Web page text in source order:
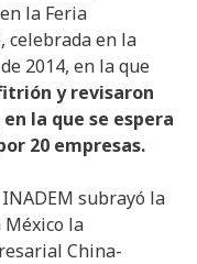
la Feria
celebrada en la
2014, en la que
y revisaron
la que se espera
20 empresas.
subrayó la
la
China-